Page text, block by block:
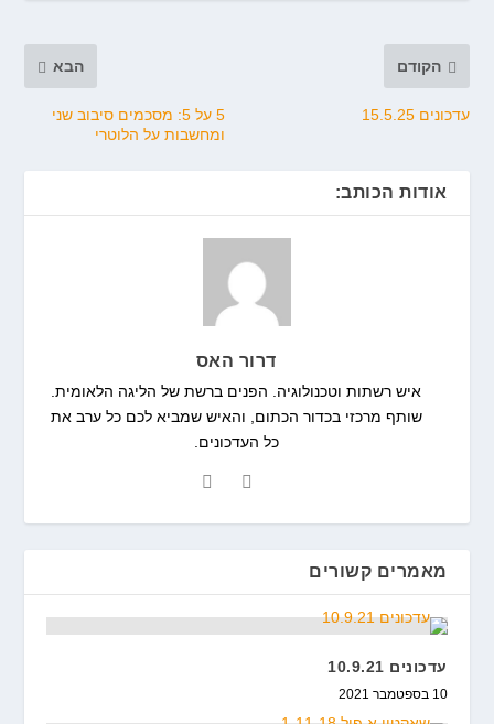
הקודם
עדכונים 15.5.25
הבא
5 על 5: מסכמים סיבוב שני
ומחשבות על הלוטרי
אודות הכותב:
דרור האס
איש רשתות וטכנולוגיה. הפנים ברשת של הליגה הלאומית.
שותף מרכזי בכדור הכתום, והאיש שמביא לכם כל ערב את
כל העדכונים.
מאמרים קשורים
עדכונים 10.9.21
10 בספטמבר 2021